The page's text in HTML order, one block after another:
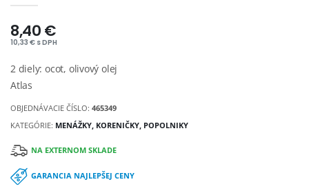
8,40 €
10,33 € s DPH
2 diely: ocot, olivový olej
Atlas
OBJEDNÁVACIE ČÍSLO:465349
KATEGÓRIE: MENÁŽKY, KORENIČKY, POPOLNIKY
NA EXTERNOM SKLADE
GARANCIA NAJLEPŠEJ CENY